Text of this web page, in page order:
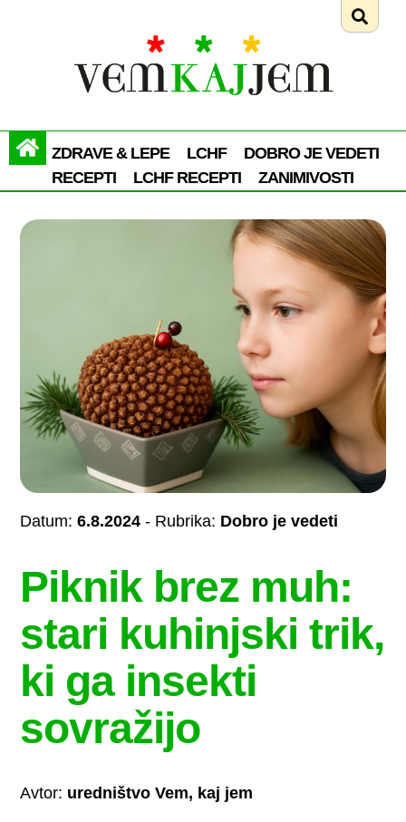
ZDRAVE & LEPE LCHF
DOBRO JE VEDETI
RECEPTI
LCHF RECEPTI ZANIMIVOSTI
Datum:6.8.2024 - Rubrika: Dobro je vedeti
Piknik brez muh:
stari kuhinjski trik,
ki ga insekti
sovražijo
Avtor: uredništvo Vem, kaj jem